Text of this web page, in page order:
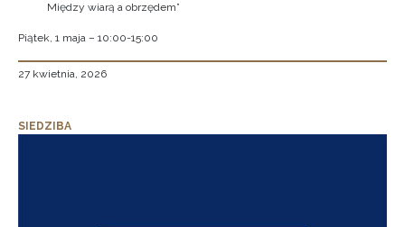
Między wiarą a obrzędem”
Piątek, 1 maja – 10:00-15:00
27 kwietnia, 2026
SIEDZIBA